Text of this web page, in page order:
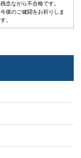
残念ながら不合格です。
今後のご健闘をお祈りしま
す。